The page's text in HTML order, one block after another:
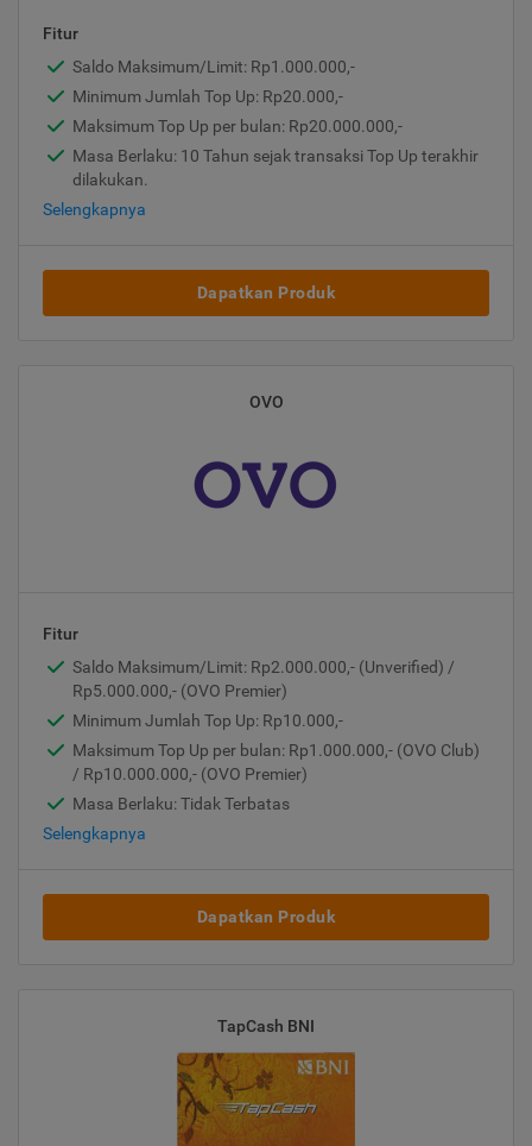
Fitur
Saldo Maksimum/Limit: Rp1.000.000,-
Minimum Jumlah Top Up: Rp20.000,-
Maksimum Top Up per bulan: Rp20.000.000,-
Masa Berlaku: 10 Tahun sejak transaksi Top Up terakhir
dilakukan.
Selengkapnya
Dapatkan Produk
OVO
Fitur
Saldo Maksimum/Limit: Rp2.000.000,- (Unverified) /
Rp5.000.000,- (OVO Premier)
Minimum Jumlah Top Up: Rp10.000,-
Maksimum Top Up per bulan: Rp1.000.000,- (OVO Club)
/ Rp10.000.000,- (OVO Premier)
Masa Berlaku: Tidak Terbatas
Selengkapnya
Dapatkan Produk
TapCash BNI